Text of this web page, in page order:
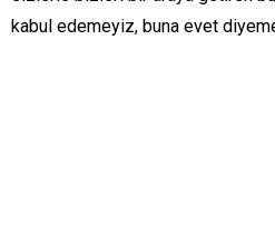
kabul edemeyiz, buna evet